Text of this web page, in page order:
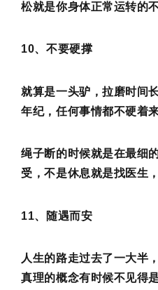
松就是你身体正常运转的
10、不要硬撑
就算是一头驴，拉磨时间
年纪，任何事情都不硬着来
绳子断的时候就是在最细
受，不是休息就是找医生
11、随遇而安
人生的路走过去了一大半
真理的概念有时候不见得